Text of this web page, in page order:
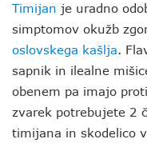
Timijan je uradno
simptomov okužb
oslovskega kašlja.
sapnik in ilealne
obenem pa imajo
zvarek potrebujete 2
timijana in skodelico